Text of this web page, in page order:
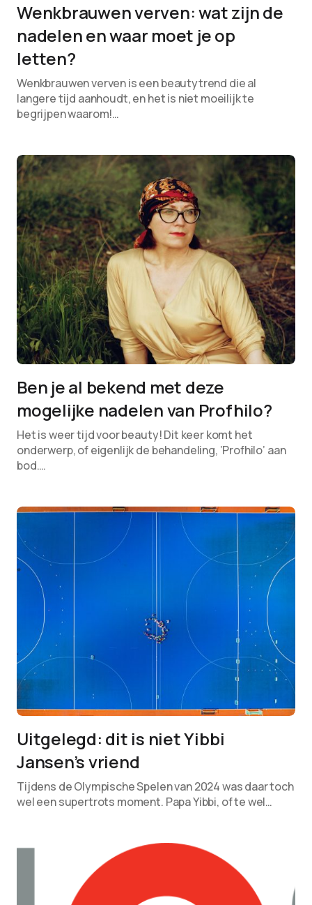
Wenkbrauwen verven: wat zijn de
nadelen en waar moet je op
letten?
Wenkbrauwen verven is een beautytrend die al
langere tijd aanhoudt, en het is niet moeilijk te
begrijpen waarom!…
Ben je al bekend met deze
mogelijke nadelen van Profhilo?
Het is weer tijd voor beauty! Dit keer komt het
onderwerp, of eigenlijk de behandeling, ‘Profhilo’ aan
bod.…
Uitgelegd: dit is niet Yibbi
Jansen’s vriend
Tijdens de Olympische Spelen van 2024 was daar toch
wel een supertrots moment. Papa Yibbi, of te wel…